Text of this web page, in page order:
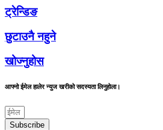
ट्रेन्डिङ
छुटाउनै नहुने
खोज्नुहोस
आफ्नो ईमेल हालेर न्युज खरीको सदस्यता लिनुहोला।
Subscribe